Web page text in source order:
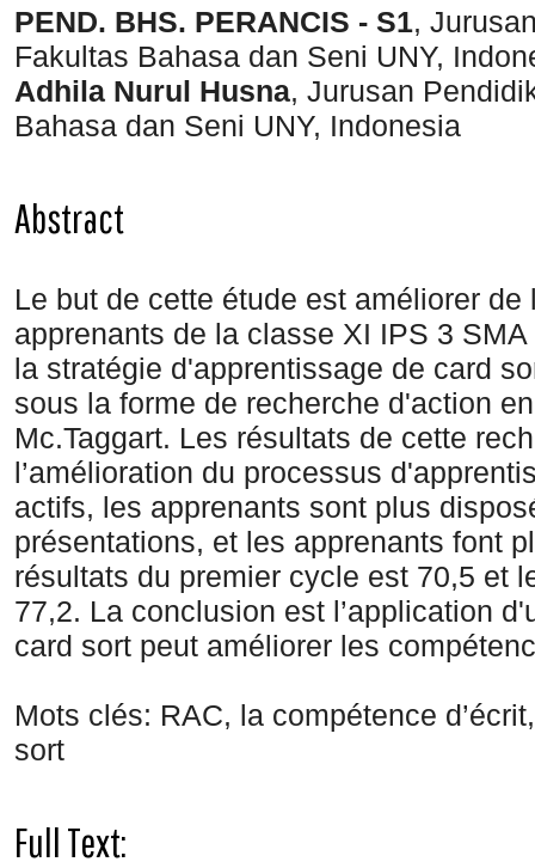
PEND. BHS. PERANCIS - S1,
Fakultas Bahasa dan Seni UNY,
Adhila Nurul Husna, Jurusan
Bahasa dan Seni UNY, Indonesia
Abstract
Le but de cette étude est améliorer de
apprenants de la classe XI IPS 3
la stratégie d'apprentissage de card
sous la forme de recherche d'action
Mc.Taggart. Les résultats de cette
l’amélioration du processus
actifs, les apprenants sont plus
présentations, et les apprenants font
résultats du premier cycle est 70,5 et
77,2. La conclusion est l’application
card sort peut améliorer les
Mots clés: RAC, la compétence
sort
Full Text: